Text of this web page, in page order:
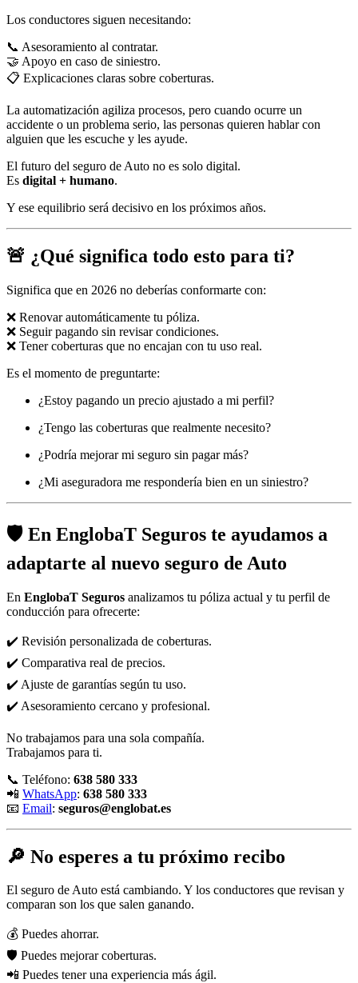
Los conductores siguen necesitando:
📞 Asesoramiento al contratar.
🤝 Apoyo en caso de siniestro.
📋 Explicaciones claras sobre coberturas.
La automatización agiliza procesos, pero cuando ocurre un
accidente o un problema serio, las personas quieren hablar con
alguien que les escuche y les ayude.
El futuro del seguro de Auto no es solo digital.
Es digital + humano.
Y ese equilibrio será decisivo en los próximos años.
🚨 ¿Qué significa todo esto para ti?
Significa que en 2026 no deberías conformarte con:
❌ Renovar automáticamente tu póliza.
❌ Seguir pagando sin revisar condiciones.
❌ Tener coberturas que no encajan con tu uso real.
Es el momento de preguntarte:
¿Estoy pagando un precio ajustado a mi perfil?
¿Tengo las coberturas que realmente necesito?
¿Podría mejorar mi seguro sin pagar más?
¿Mi aseguradora me respondería bien en un siniestro?
🛡️ En EnglobaT Seguros te ayudamos a
adaptarte al nuevo seguro de Auto
En EnglobaT Seguros analizamos tu póliza actual y tu perfil de
conducción para ofrecerte:
✔️ Revisión personalizada de coberturas.
✔️ Comparativa real de precios.
✔️ Ajuste de garantías según tu uso.
✔️ Asesoramiento cercano y profesional.
No trabajamos para una sola compañía.
Trabajamos para ti.
📞 Teléfono: 638 580 333
📲 WhatsApp: 638 580 333
📧 Email: seguros@englobat.es
🔎 No esperes a tu próximo recibo
El seguro de Auto está cambiando. Y los conductores que revisan y
comparan son los que salen ganando.
💰 Puedes ahorrar.
🛡️ Puedes mejorar coberturas.
📲 Puedes tener una experiencia más ágil.